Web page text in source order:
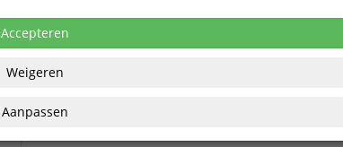
Accepteren
Weigeren
Aanpassen